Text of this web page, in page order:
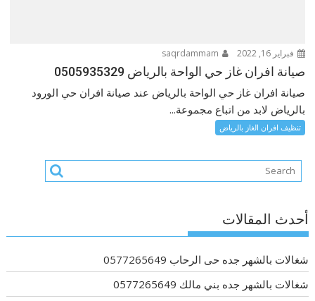
فبراير 16, 2022
صيانة افران غاز حي الواحة بالرياض 0505935329
صيانة افران غاز حي الواحة بالرياض عند صيانة افران حي الورود
بالرياض لابد من اتباع مجموعة...
تنظيف افران الغاز بالرياض
أحدث المقالات
شغالات بالشهر جده حى الرحاب 0577265649
شغالات بالشهر جده بني مالك 0577265649